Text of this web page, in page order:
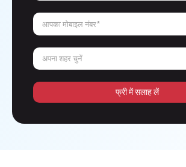
आपका मोबाइल नंबर*
अपना शहर चुनें
फ्री में सलाह लें